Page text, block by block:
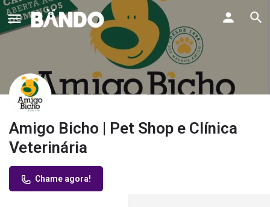
Amigo Bicho | Pet Shop e Clínica
Veterinária
Chame agora!